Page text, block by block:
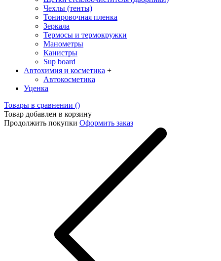
Чехлы (тенты)
Тонировочная пленка
Зеркалa
Термосы и термокружки
Манометры
Канистры
Sup board
Автохимия и косметика +
Автокосметика
Уценка
Товары в сравнении ()
Товар добавлен в корзину
Продолжить покупки Оформить заказ